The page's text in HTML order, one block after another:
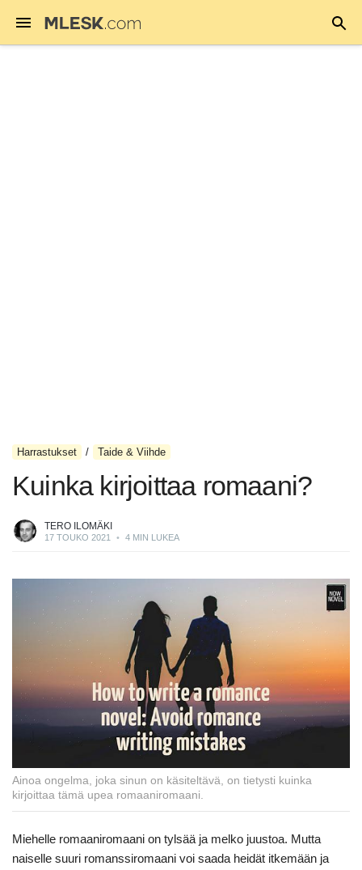
Harrastukset Taide & Viihde
Kuinka kirjoittaa romaani?
TERO ILOMÄKI
17 TOUKO 2021 • 4 MIN LUKEA
Ainoa ongelma, joka sinun on käsiteltävä, on tietysti kuinka
kirjoittaa tämä upea romaaniromaani.
Miehelle romaaniromaani on tylsää ja melko juustoa. Mutta
naiselle suuri romanssiromaani voi saada heidät itkemään ja